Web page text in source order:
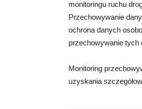
monitoringu ruchu
Przechowywanie
ochrona danych
przechowywanie tych
Monitoring
uzyskania